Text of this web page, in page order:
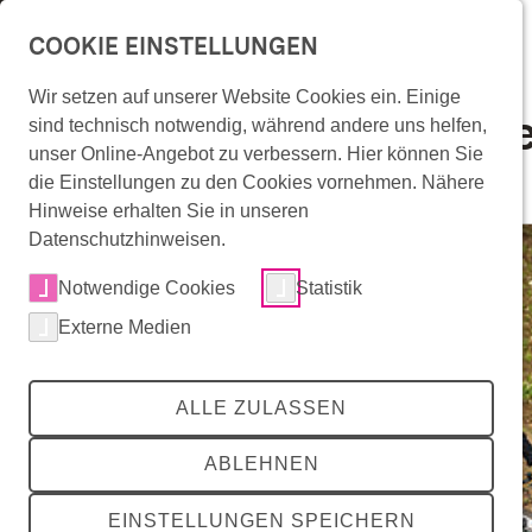
Suche nach
34 Suchergebnisse
Wonach suchst Du?
Mitradeln
RadKULTUR-Angebote
Die Initiative
zurück
Events
RadROUTENPLANER
zurück
Angebote für Kommunen
RadKULTUR für AGFK-Kommunen
Buchungsplattform
zurück
Über die RadKULTUR
Presse
COOKIE EINSTELLUNGEN
Wir setzen auf unserer Website Cookies ein. Einige
sind technisch notwendig, während andere uns helfen,
unser Online-Angebot zu verbessern. Hier können Sie
die Einstellungen zu den Cookies vornehmen. Nähere
Hinweise erhalten Sie in unseren
Datenschutzhinweisen.
Notwendige Cookies
Statistik
Externe Medien
ALLE ZULASSEN
ABLEHNEN
EINSTELLUNGEN SPEICHERN